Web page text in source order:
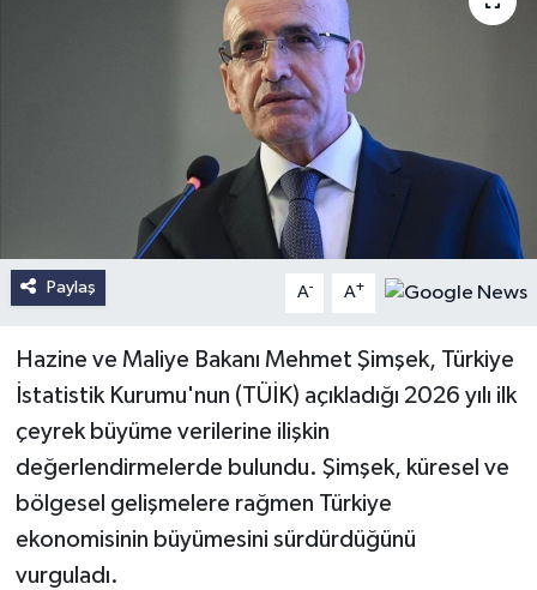
Paylaş A- A+
Hazine ve Maliye Bakanı Mehmet Şimşek, Türkiye
İstatistik Kurumu'nun (TÜİK) açıkladığı 2026 yılı ilk
çeyrek büyüme verilerine ilişkin
değerlendirmelerde bulundu. Şimşek, küresel ve
bölgesel gelişmelere rağmen Türkiye
ekonomisinin büyümesini sürdürdüğünü
vurguladı.